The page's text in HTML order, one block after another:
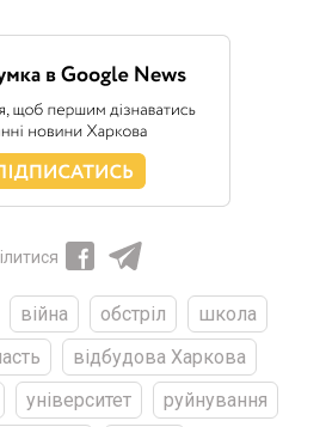
війна обстріл
школа
відбудова Харкова
університет
руйнування